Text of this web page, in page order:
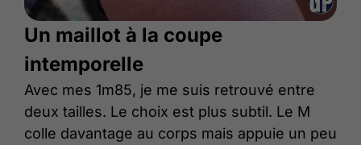
Un maillot à la coupe
intemporelle
Avec mes 1m85, je me suis retrouvé entre
deux tailles. Le choix est plus subtil. Le M
colle davantage au corps mais appuie un peu